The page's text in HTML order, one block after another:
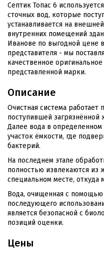
Септик Топас 6
сточных вод, которые
устанавливается на
внутренних помещений
Иванове по выгодной цене
представителя - мы
качественное
представленной марки.
Описание
Очистная система
поступившей загрязнённой
Далее вода в
участок ёмкости, где
бактерий.
На последнем этапе
полностью извлекаются из
специальном месте, откуда
Вода, очищенная с помощью
последующего
является безопасной с
позиций оценки.
Цены